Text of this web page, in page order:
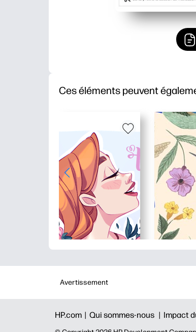
Ces éléments peuvent
Avertissement
HP.com | Qui sommes-nous | Impact